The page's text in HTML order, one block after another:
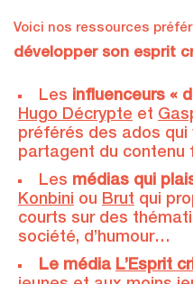
Voici nos ressources
développer son esprit
Les influenceurs «
Hugo Décrypte et
préférés des ados qui
partagent du contenu
Les médias qui
Konbini ou Brut qui
courts sur des
société, d’humour…
Le média L’Esprit